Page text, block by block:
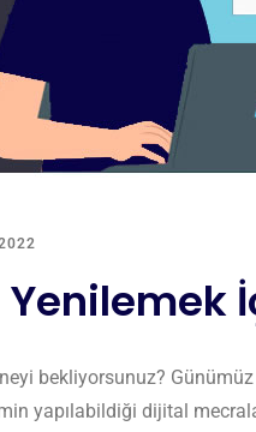
bekliyorsunuz?
yapılabildiği dijital